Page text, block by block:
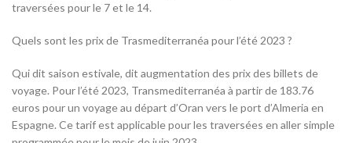
traversées pour le 7 et le 14.
Quels sont les prix de Trasmediterranéa pour l’été 2023 ?
Qui dit saison estivale, dit augmentation des prix des billets de
voyage. Pour l’été 2023, Transmediterranéa à partir de 183.76
euros pour un voyage au départ d’Oran vers le port d’Almeria en
Espagne. Ce tarif est applicable pour les traversées en aller simple